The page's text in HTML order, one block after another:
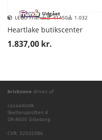
Udgået
LEGO Friends 41450 1.032
Heartlake butikscenter
1.837,00 kr.
brickzone drives af
cazaadotdk
Skelleruptoften 4
DK-8600 Silkeborg
CVR: 32025986